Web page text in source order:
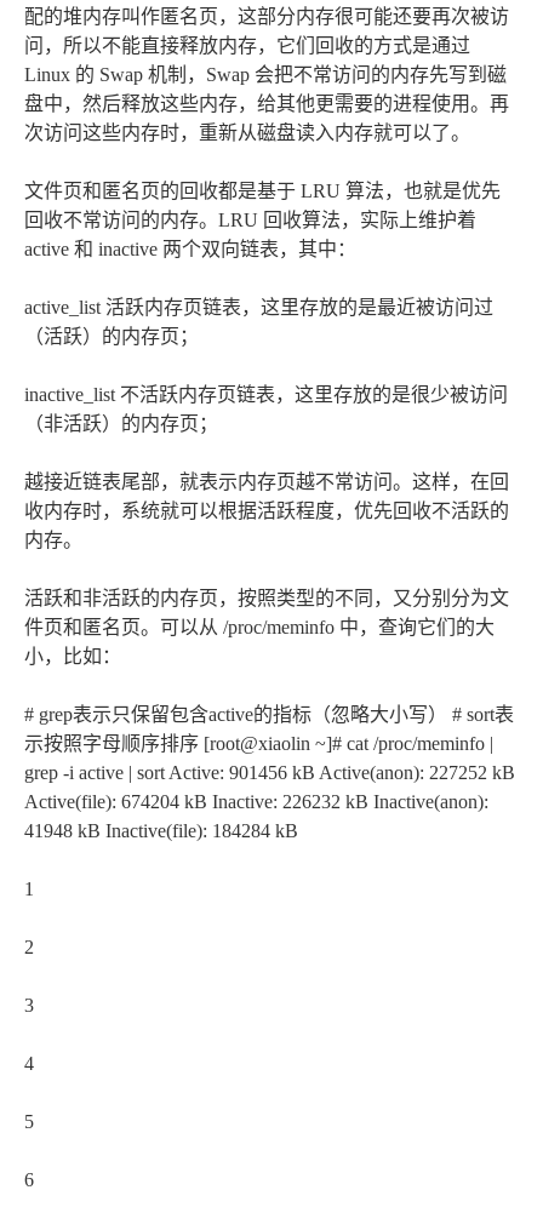
配的堆内存叫作匿名页，这部分内存很可能还要再次被访
问，所以不能直接释放内存，它们回收的方式是通过
Linux 的 Swap 机制，Swap 会把不常访问的内存先写到磁
盘中，然后释放这些内存，给其他更需要的进程使用。再
次访问这些内存时，重新从磁盘读入内存就可以了。
文件页和匿名页的回收都是基于 LRU 算法，也就是优先
回收不常访问的内存。LRU 回收算法，实际上维护着
active 和 inactive 两个双向链表，其中：
active_list 活跃内存页链表，这里存放的是最近被访问过
（活跃）的内存页；
inactive_list 不活跃内存页链表，这里存放的是很少被访问
（非活跃）的内存页；
越接近链表尾部，就表示内存页越不常访问。这样，在回
收内存时，系统就可以根据活跃程度，优先回收不活跃的
内存。
活跃和非活跃的内存页，按照类型的不同，又分别分为文
件页和匿名页。可以从 /proc/meminfo 中，查询它们的大
小，比如：
# grep表示只保留包含active的指标（忽略大小写） # sort表
示按照字母顺序排序 [root@xiaolin ~]# cat /proc/meminfo |
grep -i active | sort Active: 901456 kB Active(anon): 227252 kB
Active(file): 674204 kB Inactive: 226232 kB Inactive(anon):
41948 kB Inactive(file): 184284 kB
1
2
3
4
5
6